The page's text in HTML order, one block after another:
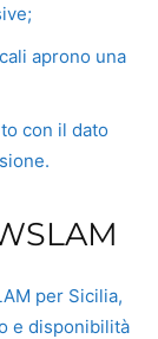
aprono una
con il dato
per Sicilia,
e disponibilità